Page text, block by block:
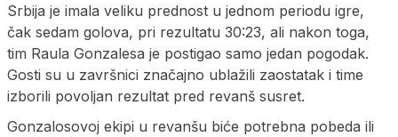
Srbija je imala veliku prednost u jednom periodu igre,
čak sedam golova, pri rezultatu 30:23, ali nakon toga,
tim Raula Gonzalesa je postigao samo jedan pogodak.
Gosti su u završnici značajno ublažili zaostatak i time
izborili povoljan rezultat pred revanš susret.
Gonzalosovoj ekipi u revanšu biće potrebna pobeda ili